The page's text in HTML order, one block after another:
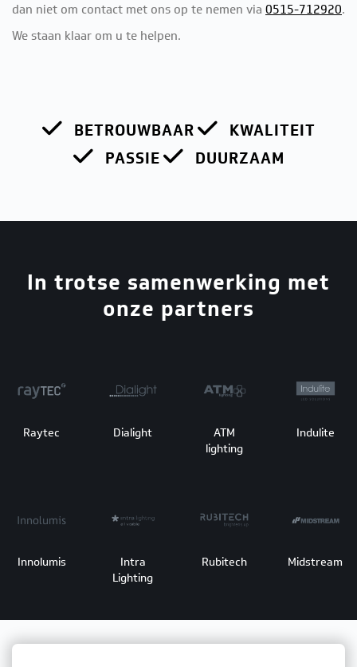
dan niet om contact met ons op te nemen via 0515-712920.
We staan klaar om u te helpen.
BETROUWBAAR
KWALITEIT
PASSIE
DUURZAAM
In trotse samenwerking met
onze partners
Raytec Dialight
ATM
lighting
Indulite
Innolumis
Intra
Lighting
Rubitech Midstream